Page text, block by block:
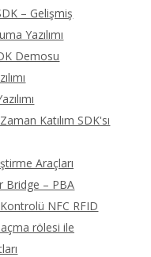
– Gelişmiş
Yazılımı
Demosu
Katılım SDK'sı
Araçları
Bridge – PBA
NFC RFID
açma rölesi ile